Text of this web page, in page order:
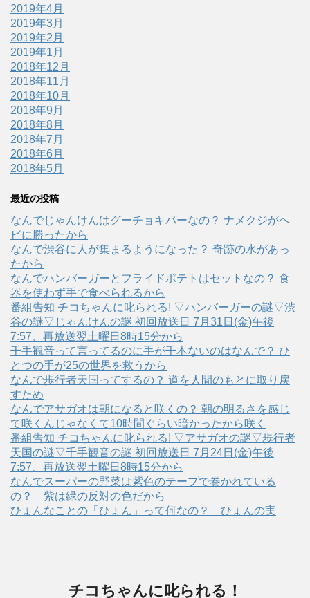
2019年4月
2019年3月
2019年2月
2019年1月
2018年12月
2018年11月
2018年10月
2018年9月
2018年8月
2018年7月
2018年6月
2018年5月
最近の投稿
なんでじゃんけんはグーチョキパーなの？ ナメクジがヘ
ビに勝ったから
なんで渋谷に人が集まるようになった？ 奇跡の水があっ
たから
なんでハンバーガーとフライドポテトはセットなの？ 食
器を使わず手で食べられるから
番組告知 チコちゃんに叱られる! ▽ハンバーガーの謎▽渋
谷の謎▽じゃんけんの謎 初回放送日 7月31日(金)午後
7:57、再放送翌土曜日8時15分から
千手観音って言ってるのに手が千本ないのはなんで？ ひ
とつの手が25の世界を救うから
なんで歩行者天国ってするの？ 道を人間のもとに取り戻
すため
なんでアサガオは朝になると咲くの？ 朝の明るさを感じ
て咲くんじゃなくて10時間ぐらい暗かったから咲く
番組告知 チコちゃんに叱られる! ▽アサガオの謎▽歩行者
天国の謎▽千手観音の謎 初回放送日 7月24日(金)午後
7:57、再放送翌土曜日8時15分から
なんでスーパーの野菜は紫色のテープで巻かれている
の？ 紫は緑の反対の色だから
ひょんなことの「ひょん」って何なの？ ひょんの実
チコちゃんに叱られる！